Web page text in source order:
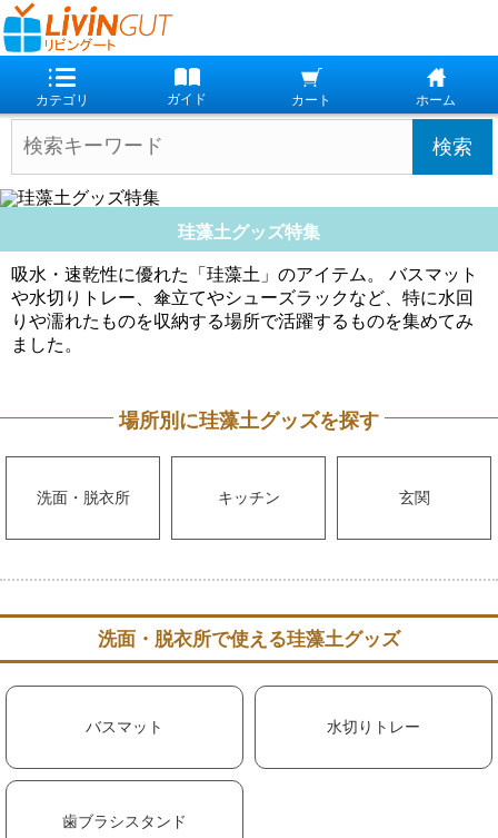
珪藻土グッズ特集
吸水・速乾性に優れた「珪藻土」のアイテム。
バスマット
や水切りトレー、傘立てやシューズラックなど、 特に水回
りや濡れたものを収納する場所で活躍するものを集めてみ
ました。
場所別に珪藻土グッズを探す
洗面・脱衣所 キッチン 玄関
洗面・脱衣所で使える珪藻土グッズ
バスマット 水切りトレー
歯ブラシスタンド